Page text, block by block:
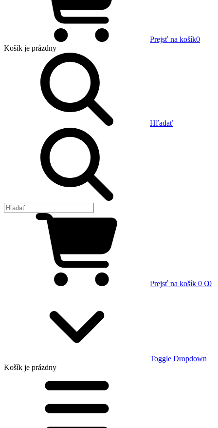
Prejsť na košík0
Košík je prázdny
Hľadať
Prejsť na košík 0 €0
Toggle Dropdown
Košík je prázdny